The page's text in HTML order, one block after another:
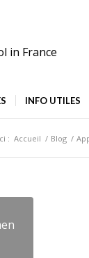
INFO UTILES
: Accueil / Blog /